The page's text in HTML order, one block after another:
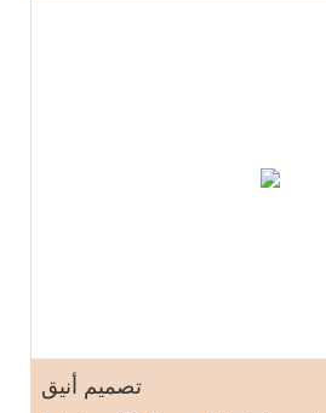
تصميم أنيق